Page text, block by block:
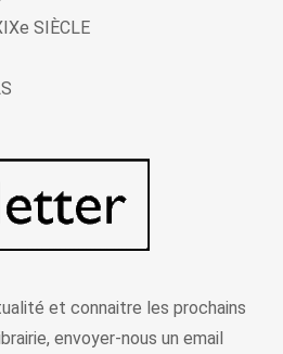
SIÈCLE
et connaitre les prochains
envoyer-nous un email